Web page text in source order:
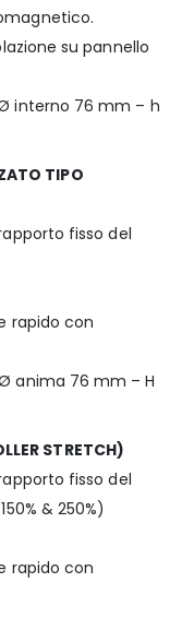
su pannello
interno 76 mm – h
TIPO
fisso del
rapido con
anima 76 mm – H
STRETCH)
fisso del
& 250%)
rapido con